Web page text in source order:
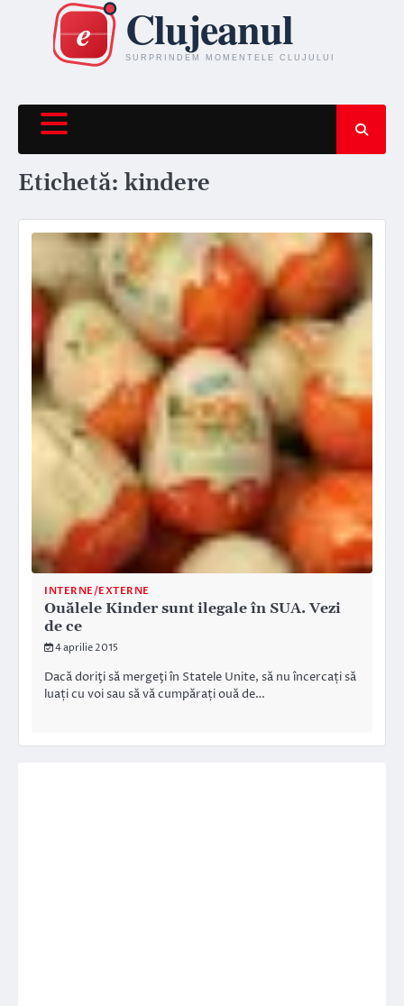
content
Etichetă: kindere
INTERNE/EXTERNE
Ouălele Kinder sunt ilegale în SUA. Vezi
de ce
4 aprilie 2015
Dacă doriţi să mergeţi în Statele Unite, să nu încercați să
luați cu voi sau să vă cumpărați ouă de…